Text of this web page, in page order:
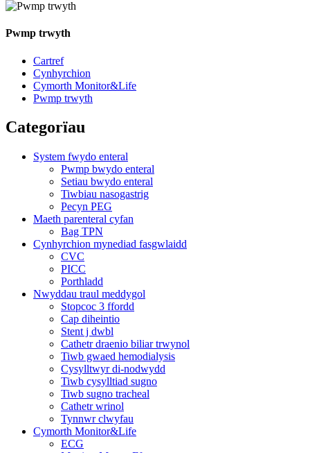
Pwmp trwyth
Cartref
Cynhyrchion
Cymorth Monitor&Life
Pwmp trwyth
Categorïau
System fwydo enteral
Pwmp bwydo enteral
Setiau bwydo enteral
Tiwbiau nasogastrig
Pecyn PEG
Maeth parenteral cyfan
Bag TPN
Cynhyrchion mynediad fasgwlaidd
CVC
PICC
Porthladd
Nwyddau traul meddygol
Stopcoc 3 ffordd
Cap diheintio
Stent j dwbl
Cathetr draenio biliar trwynol
Tiwb gwaed hemodialysis
Cysylltwyr di-nodwydd
Tiwb cysylltiad sugno
Tiwb sugno tracheal
Cathetr wrinol
Tynnwr clwyfau
Cymorth Monitor&Life
ECG